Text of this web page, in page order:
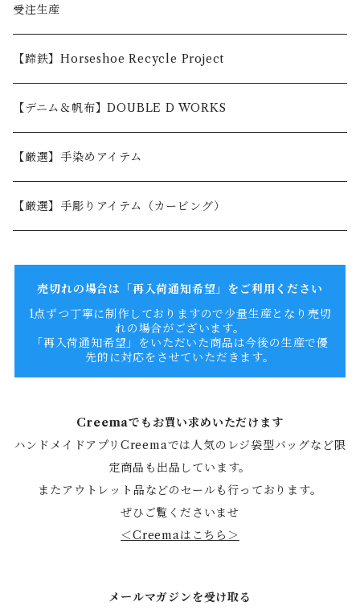
〜5,000円
5,001〜10,000円
10,001〜30,000円
30,001円〜
受注生産
【蹄鉄】Horseshoe Recycle Project
【デニム＆帆布】DOUBLE D WORKS
【厳選】手染めアイテム
【厳選】手彫りアイテム（カービング）
売切れの場合は「再入荷通知希望」をご利用ください
1点ずつ丁寧に制作しておりますので少量生産となり売切
れの場合がございます。
「再入荷通知希望」をいただいた商品は今後の生産で優
先的に対応をさせていただきます。
Creemaでもお買い求めいただけます
ハンドメイドアプリCreemaでは人気のレジ袋型バッグなど限
定商品も出品しています。
またアウトレット品などのセールも行っております。
ぜひご覧くださいませ
＜Creemaはこちら＞
メールマガジンを受け取る